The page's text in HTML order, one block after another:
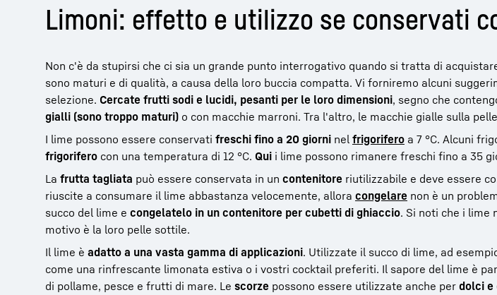
Limoni: effetto e utilizzo se conservati
Non c'è da stupirsi che ci sia un grande punto interrogativo quando si tratta di
sono maturi e di qualità, a causa della loro buccia compatta. Vi forniremo alcuni
selezione. Cercate frutti sodi e lucidi, pesanti per le loro dimensioni, segno che
gialli (sono troppo maturi) o con macchie marroni. Tra l'altro, le macchie gialle sulla
I lime possono essere conservati freschi fino a 20 giorni nel frigorifero a 7 °C. Alcuni
frigorifero con una temperatura di 12 °C. Qui i lime possono rimanere freschi fino a 35
La frutta tagliata può essere conservata in un contenitore riutilizzabile e deve essere
riuscite a consumare il lime abbastanza velocemente, allora congelare non è un
succo del lime e congelatelo in un contenitore per cubetti di ghiaccio. Si noti che i lime
motivo è la loro pelle sottile.
Il lime è adatto a una vasta gamma di applicazioni. Utilizzate il succo di lime, ad
come una rinfrescante limonata estiva o i vostri cocktail preferiti. Il sapore del lime è
di pollame, pesce e frutti di mare. Le scorze possono essere utilizzate anche per dolci e